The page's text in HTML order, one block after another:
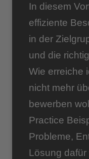
In diesem
effiziente
in der
und die
Wie erreiche
nicht mehr
bewerben
Practice
Probleme,
Lösung dafür